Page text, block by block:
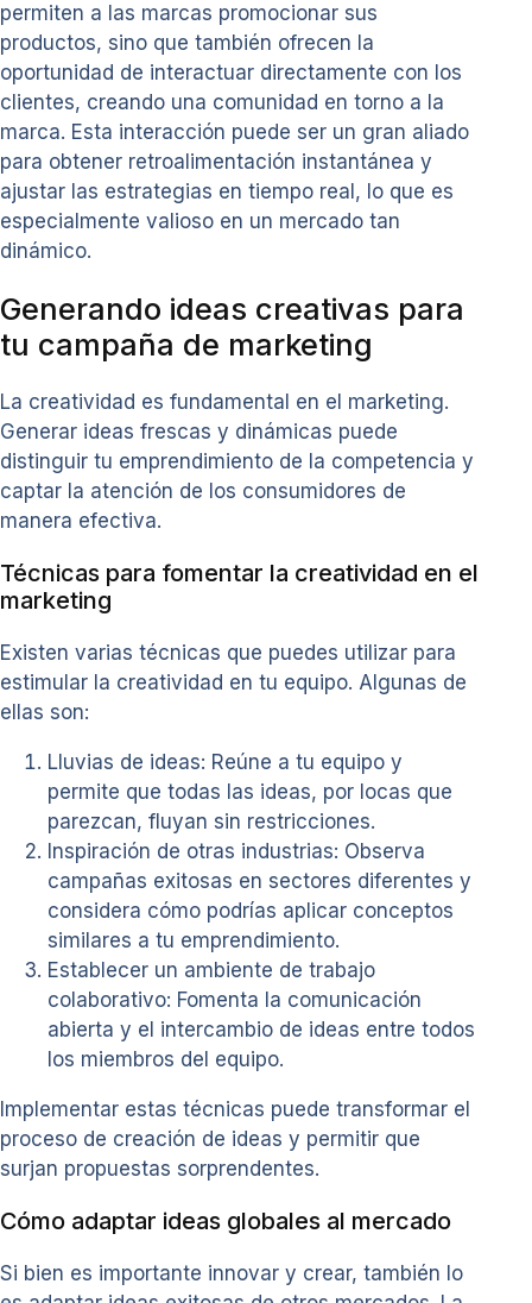
permiten a las marcas promocionar sus
productos, sino que también ofrecen la
oportunidad de interactuar directamente con los
clientes, creando una comunidad en torno a la
marca. Esta interacción puede ser un gran aliado
para obtener retroalimentación instantánea y
ajustar las estrategias en tiempo real, lo que es
especialmente valioso en un mercado tan
dinámico.
Generando ideas creativas para
tu campaña de marketing
La creatividad es fundamental en el marketing.
Generar ideas frescas y dinámicas puede
distinguir tu emprendimiento de la competencia y
captar la atención de los consumidores de
manera efectiva.
Técnicas para fomentar la creatividad en el
marketing
Existen varias técnicas que puedes utilizar para
estimular la creatividad en tu equipo. Algunas de
ellas son:
Lluvias de ideas: Reúne a tu equipo y
permite que todas las ideas, por locas que
parezcan, fluyan sin restricciones.
Inspiración de otras industrias: Observa
campañas exitosas en sectores diferentes y
considera cómo podrías aplicar conceptos
similares a tu emprendimiento.
Establecer un ambiente de trabajo
colaborativo: Fomenta la comunicación
abierta y el intercambio de ideas entre todos
los miembros del equipo.
Implementar estas técnicas puede transformar el
proceso de creación de ideas y permitir que
surjan propuestas sorprendentes.
Cómo adaptar ideas globales al mercado
Si bien es importante innovar y crear, también lo